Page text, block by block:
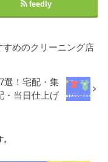
feedly
すめのクリーニング店
選！宅配・集
・当日仕上げ